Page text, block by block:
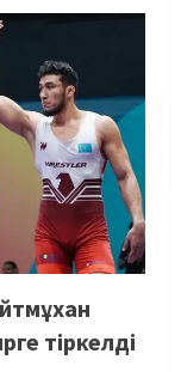
тіркелді
кәсіпқой